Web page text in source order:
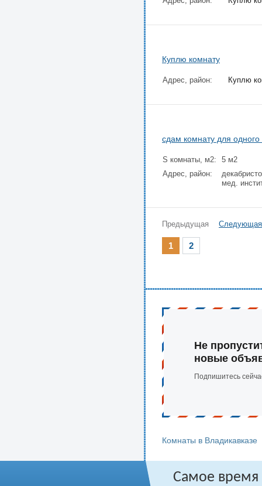
Куплю комнату
Адрес, район: Куплю
сдам комнату для одного
S комнаты, м2:
5 м2
Адрес, район:
мед.
Предыдущая Следующая
1 2
Не
новые
Подпишитесь
Комнаты в Владикавказе
Самое время